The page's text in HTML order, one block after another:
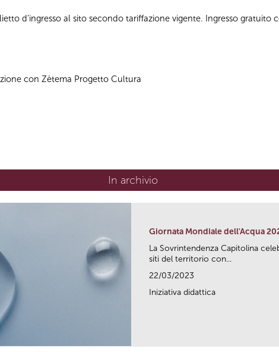
d’ingresso al sito secondo tariffazione vigente. Ingresso gratuito
con Zètema Progetto Cultura
In archivio
Giornata Mondiale dell'Acqua
La Sovrintendenza Capitolina
siti del territorio con...
22/03/2023
Iniziativa didattica